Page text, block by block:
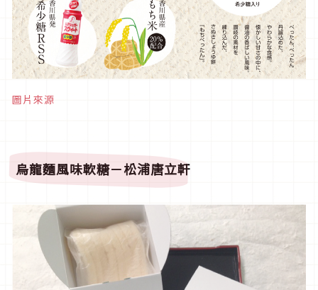
圖片來源
烏龍麵風味軟糖－松浦唐立軒